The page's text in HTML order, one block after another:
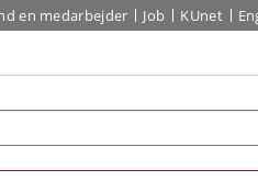
en medarbejder Job KUnet